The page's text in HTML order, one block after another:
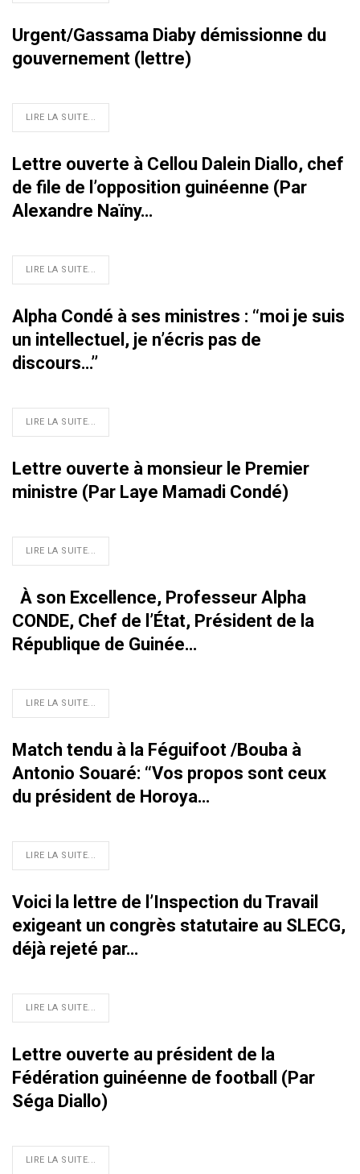
Urgent/Gassama Diaby démissionne du
gouvernement (lettre)
LIRE LA SUITE...
Lettre ouverte à Cellou Dalein Diallo, chef
de file de l’opposition guinéenne (Par
Alexandre Naïny…
LIRE LA SUITE...
Alpha Condé à ses ministres : ‘‘moi je suis
un intellectuel, je n’écris pas de
discours…’’
LIRE LA SUITE...
Lettre ouverte à monsieur le Premier
ministre (Par Laye Mamadi Condé)
LIRE LA SUITE...
À son Excellence, Professeur Alpha
CONDE, Chef de l’État, Président de la
République de Guinée…
LIRE LA SUITE...
Match tendu à la Féguifoot /Bouba à
Antonio Souaré: ‘‘Vos propos sont ceux
du président de Horoya…
LIRE LA SUITE...
Voici la lettre de l’Inspection du Travail
exigeant un congrès statutaire au SLECG,
déjà rejeté par…
LIRE LA SUITE...
Lettre ouverte au président de la
Fédération guinéenne de football (Par
Séga Diallo)
LIRE LA SUITE...